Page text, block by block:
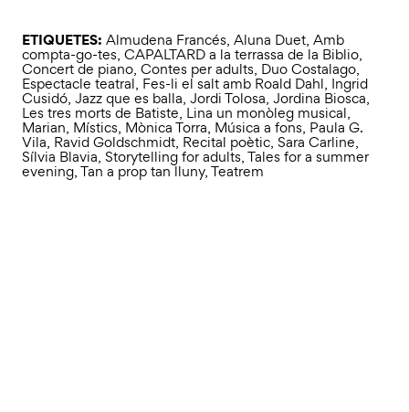
ETIQUETES: Almudena Francés, Aluna Duet, Amb
compta-go-tes, CAPALTARD a la terrassa de la Biblio,
Concert de piano, Contes per adults, Duo Costalago,
Espectacle teatral, Fes-li el salt amb Roald Dahl, Ingrid
Cusidó, Jazz que es balla, Jordi Tolosa, Jordina Biosca,
Les tres morts de Batiste, Lina un monòleg musical,
Marian, Místics, Mònica Torra, Música a fons, Paula G.
Vila, Ravid Goldschmidt, Recital poètic, Sara Carline,
Sílvia Blavia, Storytelling for adults,Tales for a summer
evening,Tan a prop tan lluny,Teatrem